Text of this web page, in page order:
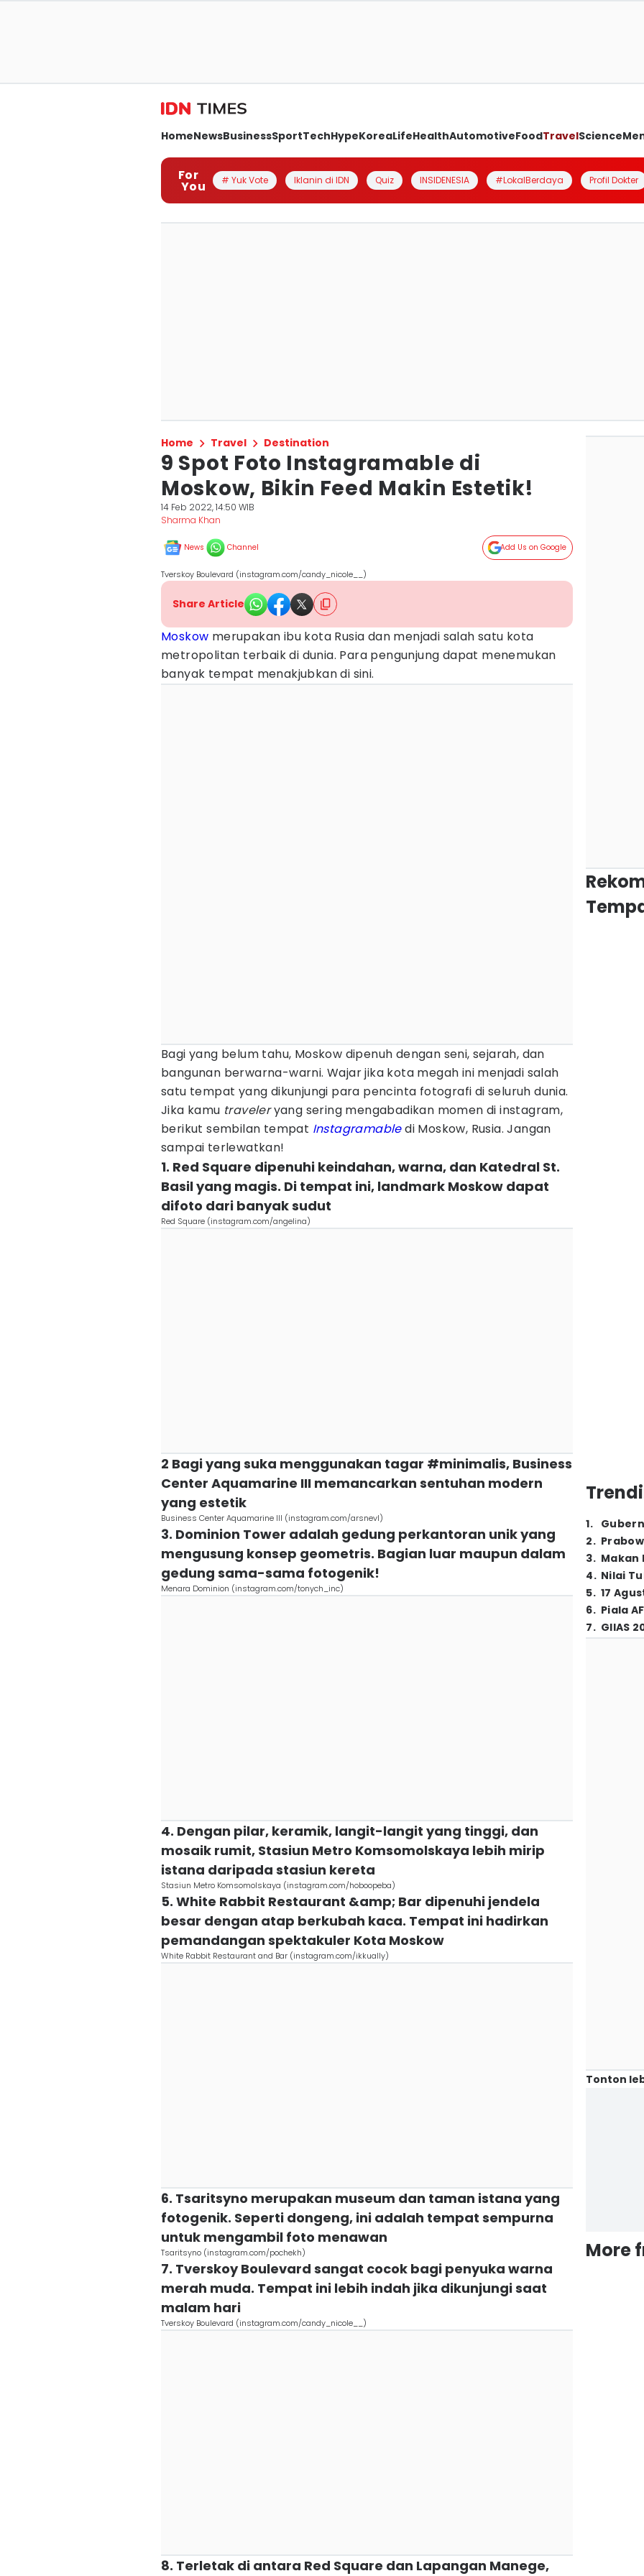
HomeNewsBusinessSportTechHypeKoreaLifeHealthAutomotiveFoodTravelScience
For
You # Yuk Vote Iklanin di IDN Quiz INSIDENESIA #LokalBerdaya Profil Dokter
Home Travel Destination
9 Spot Foto Instagramable di
Moskow, Bikin Feed Makin Estetik!
14 Feb 2022, 14:50 WIB
Sharma Khan
News Channel Add Us on Google
Tverskoy Boulevard (instagram.com/candy_nicole__)
Share Article
Moskow merupakan ibu kota Rusia dan menjadi salah satu kota
metropolitan terbaik di dunia. Para pengunjung dapat menemukan
banyak tempat menakjubkan di sini.
Bagi yang belum tahu, Moskow dipenuh dengan seni, sejarah, dan
bangunan berwarna-warni. Wajar jika kota megah ini menjadi salah
satu tempat yang dikunjungi para pencinta fotografi di seluruh dunia.
Jika kamu traveleryang sering mengabadikan momen di instagram,
berikut sembilan tempat Instagramabledi Moskow, Rusia. Jangan
sampai terlewatkan!
1. Red Square dipenuhi keindahan, warna, dan Katedral St.
Basil yang magis. Di tempat ini, landmark Moskow dapat
difoto dari banyak sudut
Red Square (instagram.com/angelina)
2 Bagi yang suka menggunakan tagar #minimalis, Business
Center Aquamarine III memancarkan sentuhan modern
yang estetik
Business Center Aquamarine III (instagram.com/arsnevl)
3. Dominion Tower adalah gedung perkantoran unik yang
mengusung konsep geometris. Bagian luar maupun dalam
gedung sama-sama fotogenik!
Menara Dominion (instagram.com/tonych_inc)
4. Dengan pilar, keramik, langit-langit yang tinggi, dan
mosaik rumit, Stasiun Metro Komsomolskaya lebih mirip
istana daripada stasiun kereta
Stasiun Metro Komsomolskaya (instagram.com/hoboopeba)
5. White Rabbit Restaurant &amp; Bar dipenuhi jendela
besar dengan atap berkubah kaca. Tempat ini hadirkan
pemandangan spektakuler Kota Moskow
White Rabbit Restaurant and Bar (instagram.com/ikkually)
6. Tsaritsyno merupakan museum dan taman istana yang
fotogenik. Seperti dongeng, ini adalah tempat sempurna
untuk mengambil foto menawan
Tsaritsyno (instagram.com/pochekh)
7. Tverskoy Boulevard sangat cocok bagi penyuka warna
merah muda. Tempat ini lebih indah jika dikunjungi saat
malam hari
Tverskoy Boulevard (instagram.com/candy_nicole__)
8. Terletak di antara Red Square dan Lapangan Manege,
1.
2.
3. Makan
4. Nilai
5. 17
6. Piala
7. GIIAS
Tonton
More